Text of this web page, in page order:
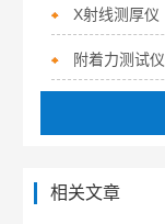
X射线测厚仪
附着力测试仪
相关文章